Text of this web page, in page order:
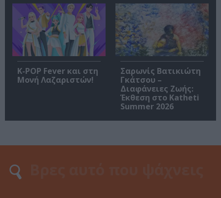
K-POP Fever και στη
Μονή Λαζαριστών!
Σαρωνίς Βατικιώτη
Γκάτσου –
Διαφάνειες Ζωής:
Έκθεση στο Katheti
Summer 2026